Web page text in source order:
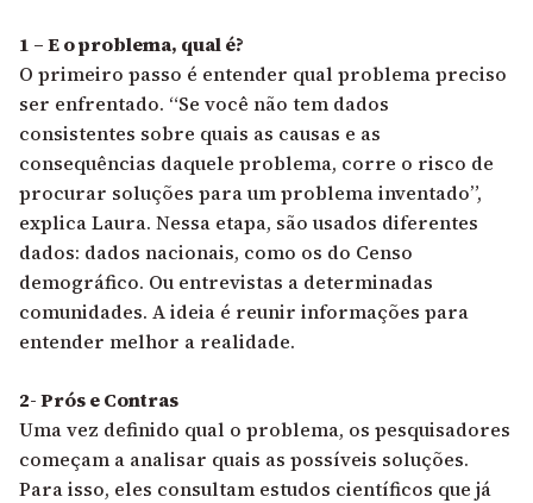
1 – E o problema, qual é?
O primeiro passo é entender qual problema preciso
ser enfrentado. “Se você não tem dados
consistentes sobre quais as causas e as
consequências daquele problema, corre o risco de
procurar soluções para um problema inventado”,
explica Laura. Nessa etapa, são usados diferentes
dados: dados nacionais, como os do Censo
demográfico. Ou entrevistas a determinadas
comunidades. A ideia é reunir informações para
entender melhor a realidade.
2- Prós e Contras
Uma vez definido qual o problema, os pesquisadores
começam a analisar quais as possíveis soluções.
Para isso, eles consultam estudos científicos que já